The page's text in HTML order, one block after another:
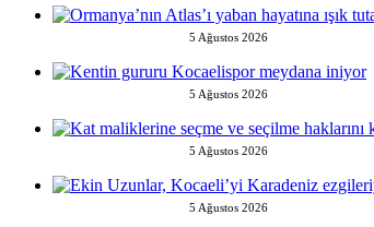
5 Ağustos 2026
5 Ağustos 2026
5 Ağustos 2026
5 Ağustos 2026